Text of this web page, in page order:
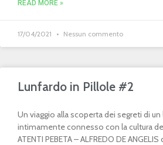
READ MORE »
17/04/2021 Nessun commento
Lunfardo in Pillole #2
Un viaggio alla scoperta dei segreti di un
intimamente connesso con la cultura
ATENTI PEBETA – ALFREDO DE